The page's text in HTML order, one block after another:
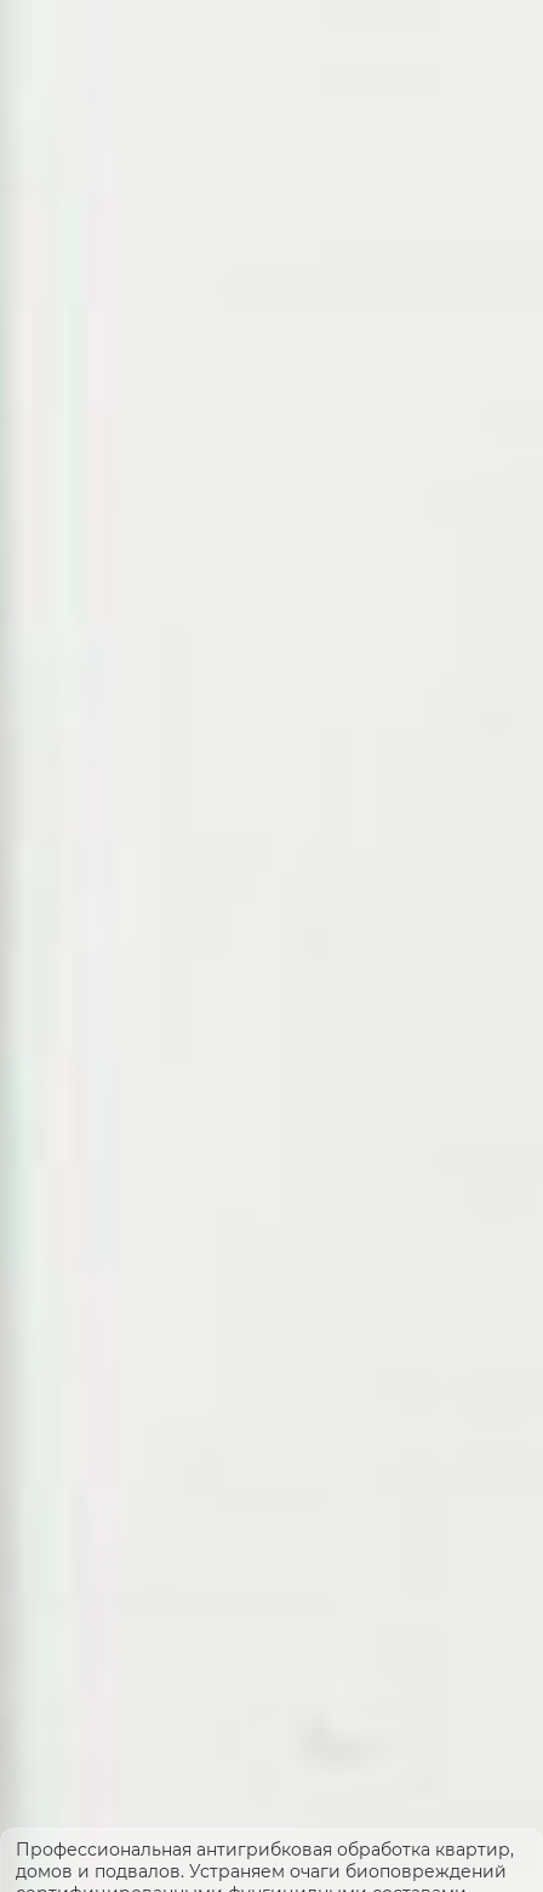
Профессиональная антигрибковая обработка квартир,
домов и подвалов. Устраняем очаги биоповреждений